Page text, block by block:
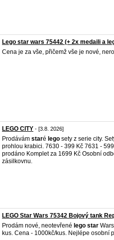
Lego star wars 75442 (+ 2x medaili a
Cena je za vše, přičemž vše je nové,
LEGO CITY - [3.8. 2026]
Prodávám staré lego sety z serie city.
prohlou krabici. 7630 - 399 Kč 7631 -
prodáno Komplet za 1699 Kč Osobní
zásilkovnu.
LEGO Star Wars 75342 Bojový tank
Prodám nové, neotevřené lego star
kus. Cena - 1000kč/kus. Nejlépe osobní